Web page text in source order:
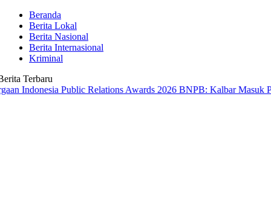
Beranda
Berita Lokal
Berita Nasional
Berita Internasional
Kriminal
Terbaru
Public Relations Awards 2026 BNPB: Kalbar Masuk Prioritas